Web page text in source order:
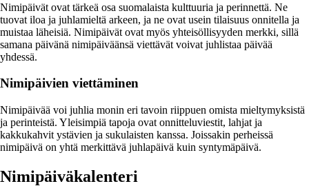
Nimipäivät ovat tärkeä osa suomalaista kulttuuria ja perinnettä. Ne
tuovat iloa ja juhlamieltä arkeen, ja ne ovat usein tilaisuus onnitella ja
muistaa läheisiä. Nimipäivät ovat myös yhteisöllisyyden merkki, sillä
samana päivänä nimipäiväänsä viettävät voivat juhlistaa päivää
yhdessä.
Nimipäivien viettäminen
Nimipäivää voi juhlia monin eri tavoin riippuen omista mieltymyksistä
ja perinteistä. Yleisimpiä tapoja ovat onnitteluviestit, lahjat ja
kakkukahvit ystävien ja sukulaisten kanssa. Joissakin perheissä
nimipäivä on yhtä merkittävä juhlapäivä kuin syntymäpäivä.
Nimipäiväkalenteri